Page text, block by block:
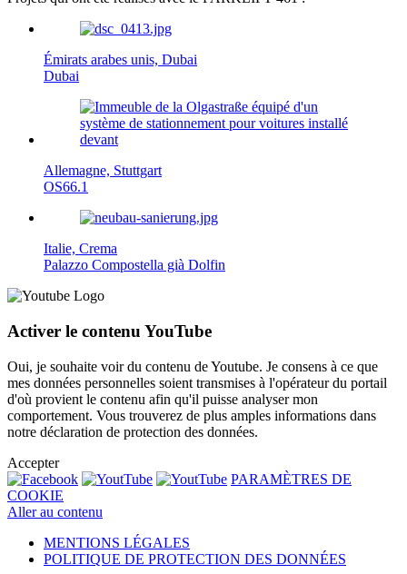
Émirats arabes unis, Dubai
Dubai
Allemagne, Stuttgart
OS66.1
Italie, Crema
Palazzo Compostella già Dolfin
Activer le contenu YouTube
Oui, je souhaite voir du contenu de Youtube. Je consens à ce que
mes données personnelles soient transmises à l'opérateur du portail
d'où provient le contenu afin qu'il puisse analyser mon
comportement. Vous trouverez de plus amples informations dans
notre déclaration de protection des données.
Accepter
PARAMÈTRES DE
COOKIE
Aller au contenu
MENTIONS LÉGALES
POLITIQUE DE PROTECTION DES DONNÉES